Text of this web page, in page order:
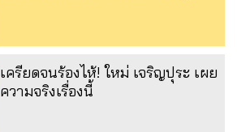
เครียดจนร้องไห้! ใหม่ เจริญปุระ เผย
ความจริงเรื่องนี้